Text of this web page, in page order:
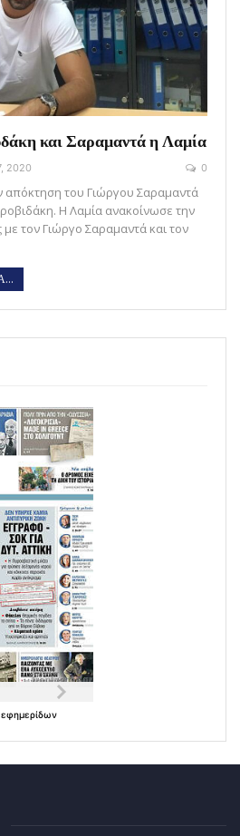
και Σαραμαντά η Λαμία
2020 0
απόκτηση του Γιώργου Σαραμαντά
Η Λαμία ανακοίνωσε την
τον Γιώργο Σαραμαντά και τον
εφημερίδων